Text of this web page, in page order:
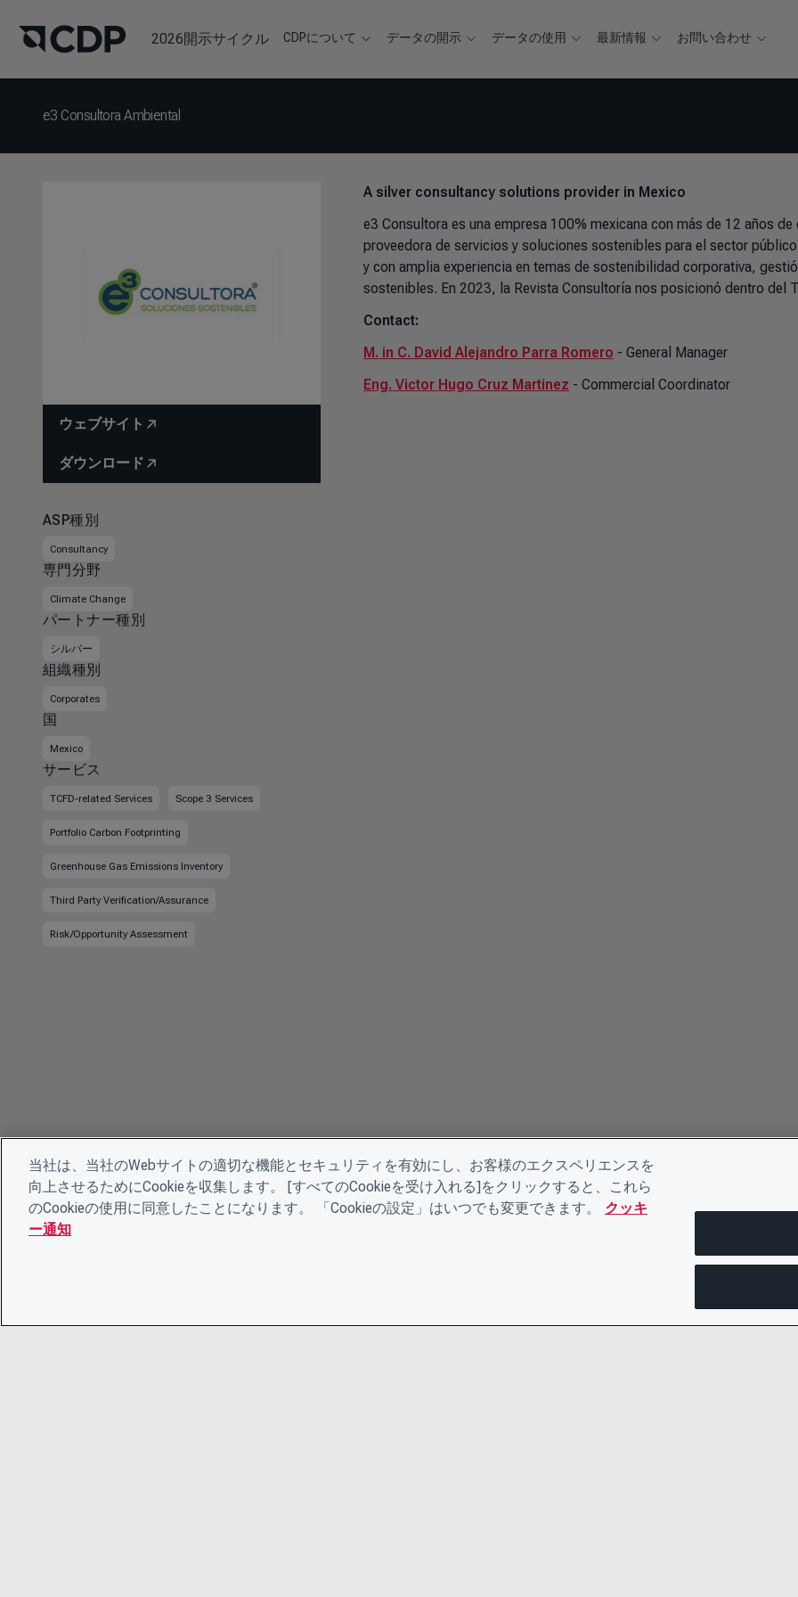
2026開示サイクル CDPについて データの開示 データの使用 最新情報 お問い合わせ
e3 Consultora Ambiental
ウェブサイト
ダウンロード
ASP種別
Consultancy
専門分野
Climate Change
パートナー種別
シルバー
組織種別
Corporates
国
Mexico
サービス
TCFD-related Services Scope 3 Services
Portfolio Carbon Footprinting
Greenhouse Gas Emissions Inventory
Third Party Verification/Assurance
Risk/Opportunity Assessment
A silver consultancy solutions provider in Mexico
e3 Consultora es una empresa 100% mexicana con más de 12 años
proveedora de servicios y soluciones sostenibles para el sector
y con amplia experiencia en temas de sostenibilidad corporativa,
sostenibles. En 2023, la Revista Consultoría nos posicionó dentro del
Contact:
M. in C. David Alejandro Parra Romero - General Manager
Eng. Victor Hugo Cruz Martinez - Commercial Coordinator
当社は、当社のWebサイトの適切な機能とセキュリティを有効にし、お客様のエクスペリエンスを
向上させるためにCookieを収集します。 [すべてのCookieを受け入れる]をクリックすると、これら
のCookieの使用に同意したことになります。 「Cookieの設定」はいつでも変更できます。
クッキ
ー通知